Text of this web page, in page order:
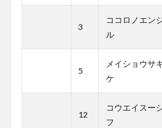
3
ココロノエン
ル
5
メイショウサ
ケ
12
コウエイスー
フ